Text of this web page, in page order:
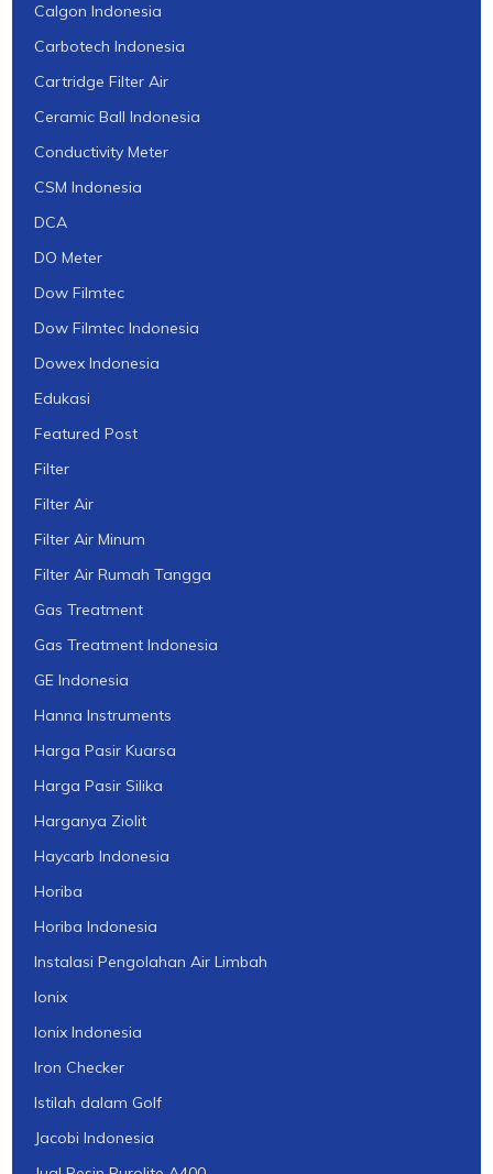
Calgon Indonesia
Carbotech Indonesia
Cartridge Filter Air
Ceramic Ball Indonesia
Conductivity Meter
CSM Indonesia
DCA
DO Meter
Dow Filmtec
Dow Filmtec Indonesia
Dowex Indonesia
Edukasi
Featured Post
Filter
Filter Air
Filter Air Minum
Filter Air Rumah Tangga
Gas Treatment
Gas Treatment Indonesia
GE Indonesia
Hanna Instruments
Harga Pasir Kuarsa
Harga Pasir Silika
Harganya Ziolit
Haycarb Indonesia
Horiba
Horiba Indonesia
Instalasi Pengolahan Air Limbah
Ionix
Ionix Indonesia
Iron Checker
Istilah dalam Golf
Jacobi Indonesia